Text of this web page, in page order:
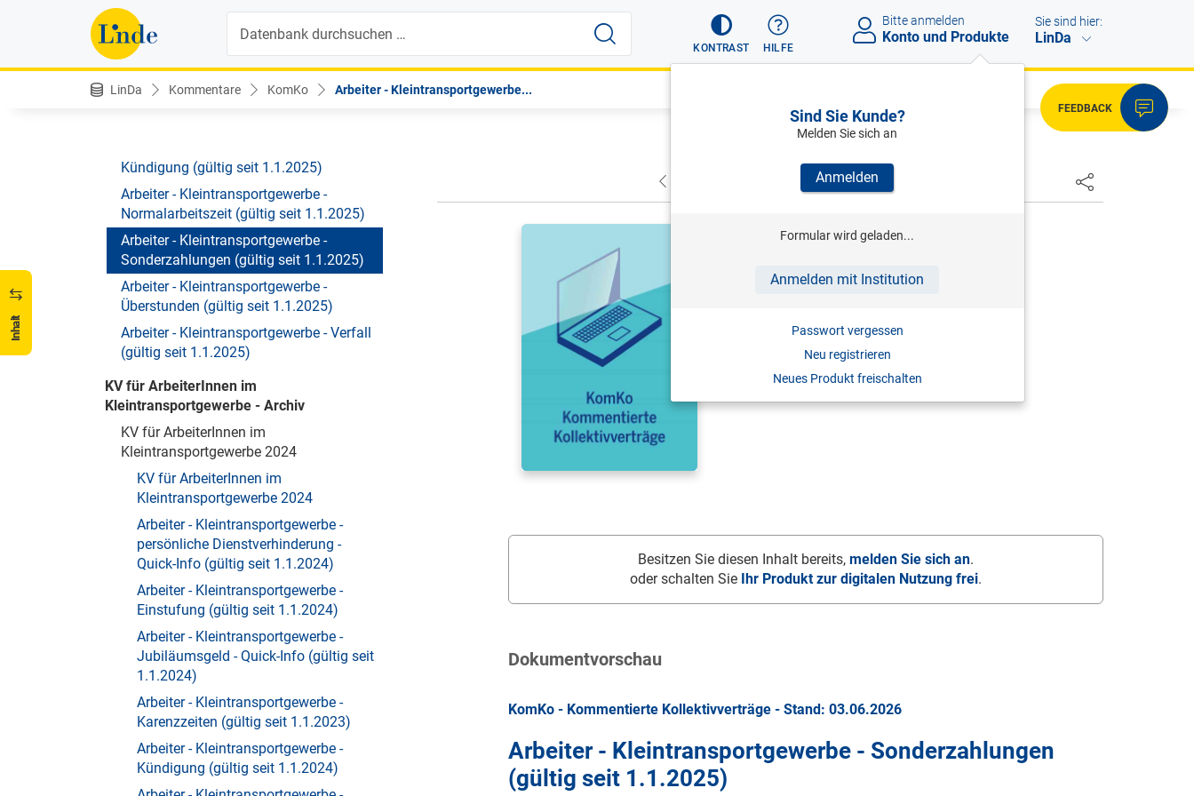
KONTRAST HILFE
Bitte anmelden
Konto und Produkte
Sind Sie Kunde?
Melden Sie sich an
Anmelden
Formular wird geladen...
Anmelden mit Institution
Passwort vergessen
Neu registrieren
Neues Produkt freischalten
Sie sind hier:
LinDa
LinDa Kommentare KomKo Arbeiter - Kleintransportgewerbe...
FEEDBACK
Inhalt
Einstufung (gültig seit 1.1.2025)
Arbeiter - Kleintransportgewerbe -
Jubiläumsgeld - Quick-Info (gültig seit
1.1.2025)
Arbeiter - Kleintransportgewerbe -
Kündigung (gültig seit 1.1.2025)
Arbeiter - Kleintransportgewerbe -
Normalarbeitszeit (gültig seit 1.1.2025)
Arbeiter - Kleintransportgewerbe -
Sonderzahlungen (gültig seit 1.1.2025)
Arbeiter - Kleintransportgewerbe -
Überstunden (gültig seit 1.1.2025)
Arbeiter - Kleintransportgewerbe - Verfall
(gültig seit 1.1.2025)
KV für ArbeiterInnen im
Kleintransportgewerbe - Archiv
KV für ArbeiterInnen im
Kleintransportgewerbe 2024
KV für ArbeiterInnen im
Kleintransportgewerbe 2024
Arbeiter - Kleintransportgewerbe -
persönliche Dienstverhinderung -
Quick-Info (gültig seit 1.1.2024)
Arbeiter - Kleintransportgewerbe -
Einstufung (gültig seit 1.1.2024)
Arbeiter - Kleintransportgewerbe -
Jubiläumsgeld - Quick-Info (gültig seit
1.1.2024)
Arbeiter - Kleintransportgewerbe -
Karenzzeiten (gültig seit 1.1.2023)
Arbeiter - Kleintransportgewerbe -
Kündigung (gültig seit 1.1.2024)
NÄCHSTER
HITZ/SCHRENK
Stand: 03.06.2026
Besitzen Sie diesen Inhalt bereits, melden Sie sich an.
oder schalten Sie Ihr Produkt zur digitalen Nutzung frei.
Dokumentvorschau
KomKo - Kommentierte Kollektivverträge - Stand: 03.06.2026
Arbeiter - Kleintransportgewerbe - Sonderzahlungen
(gültig seit 1.1.2025)